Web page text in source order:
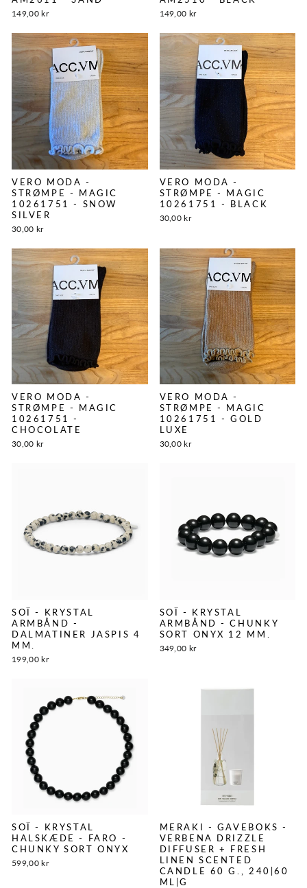
149,00 kr 149,00 kr
VERO MODA -
STRØMPE - MAGIC
10261751 - SNOW
SILVER
30,00 kr
VERO MODA -
STRØMPE - MAGIC
10261751 - BLACK
30,00 kr
VERO MODA -
STRØMPE - MAGIC
10261751 -
CHOCOLATE
30,00 kr
VERO MODA -
STRØMPE - MAGIC
10261751 - GOLD
LUXE
30,00 kr
SOÏ - KRYSTAL
ARMBÅND -
DALMATINER JASPIS 4
MM.
199,00 kr
SOÏ - KRYSTAL
ARMBÅND - CHUNKY
SORT ONYX 12 MM.
349,00 kr
SOÏ - KRYSTAL
HALSKÆDE - FARO -
CHUNKY SORT ONYX
599,00 kr
MERAKI - GAVEBOKS -
VERBENA DRIZZLE
DIFFUSER + FRESH
LINEN SCENTED
CANDLE 60 G., 240|60
ML|G